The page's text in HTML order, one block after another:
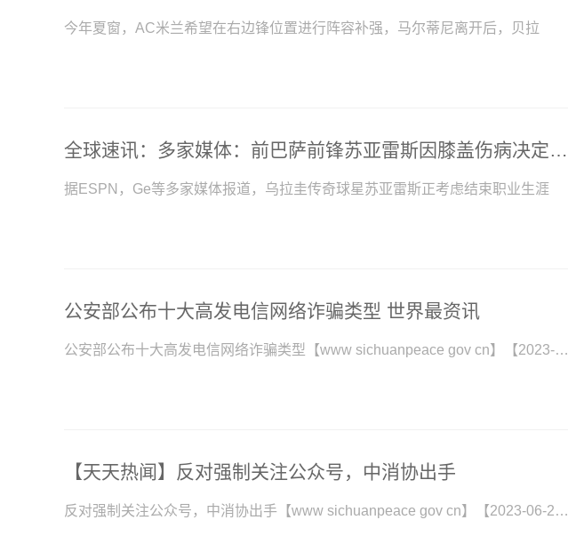
今年夏窗，AC米兰希望在右边锋位置进行阵容补强，马尔蒂尼离开后，贝拉
全球速讯：多家媒体：前巴萨前锋苏亚雷斯因膝盖伤病决定退役
据ESPN，Ge等多家媒体报道，乌拉圭传奇球星苏亚雷斯正考虑结束职业生涯
公安部公布十大高发电信网络诈骗类型 世界最资讯
公安部公布十大高发电信网络诈骗类型【www sichuanpeace gov cn】【2023-06-21
【天天热闻】反对强制关注公众号，中消协出手
反对强制关注公众号，中消协出手【www sichuanpeace gov cn】【2023-06-2109